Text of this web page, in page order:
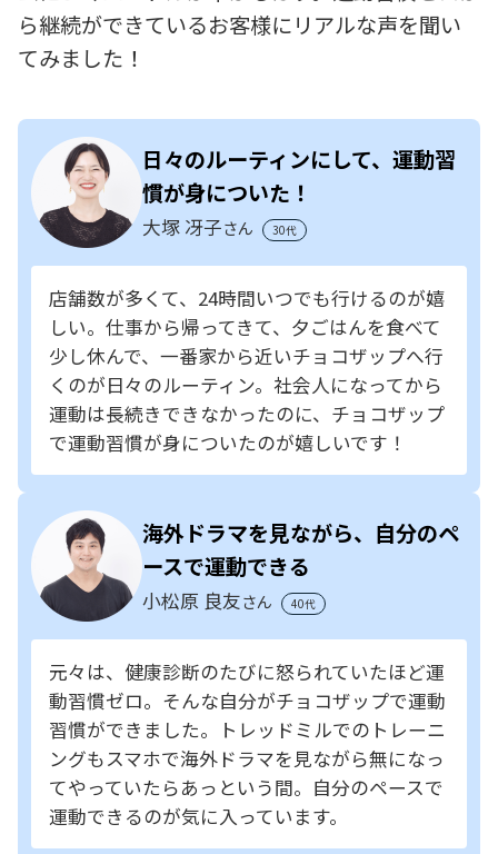
ら継続ができているお客様にリアルな声を聞い
てみました！
日々のルーティンにして、運動習
慣が身についた！
大塚 冴子さん 30代
店舗数が多くて、24時間いつでも行けるのが嬉
しい。仕事から帰ってきて、夕ごはんを食べて
少し休んで、一番家から近いチョコザップへ行
くのが日々のルーティン。社会人になってから
運動は長続きできなかったのに、チョコザップ
で運動習慣が身についたのが嬉しいです！
海外ドラマを見ながら、自分のペ
ースで運動できる
小松原 良友さん 40代
元々は、健康診断のたびに怒られていたほど運
動習慣ゼロ。そんな自分がチョコザップで運動
習慣ができました。トレッドミルでのトレーニ
ングもスマホで海外ドラマを見ながら無になっ
てやっていたらあっという間。自分のペースで
運動できるのが気に入っています。